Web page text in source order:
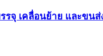
จุ เคลื่อนย้าย และขน